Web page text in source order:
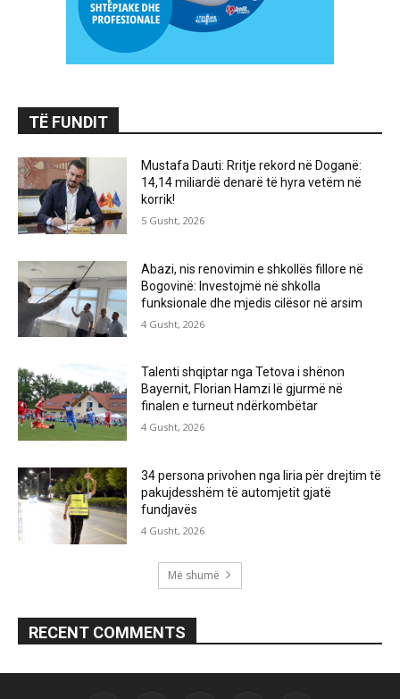
TË FUNDIT
Mustafa Dauti: Rritje rekord në Doganë:
14,14 miliardë denarë të hyra vetëm në
korrik!
5 Gusht, 2026
Abazi, nis renovimin e shkollës fillore në
Bogovinë: Investojmë në shkolla
funksionale dhe mjedis cilësor në arsim
4 Gusht, 2026
Talenti shqiptar nga Tetova i shënon
Bayernit, Florian Hamzi lë gjurmë në
finalen e turneut ndërkombëtar
4 Gusht, 2026
34 persona privohen nga liria për drejtim të
pakujdesshëm të automjetit gjatë
fundjavës
4 Gusht, 2026
Më shumë
RECENT COMMENTS